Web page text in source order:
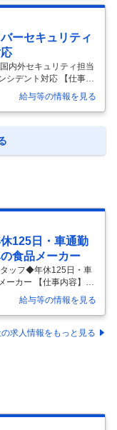
入社～業界最大手のサ
宅補助有・福利厚生
ユーティリティ供給・
をお任せします。 ・
ーセキュリティ
内外セキュリティ担当
シデント対応 【仕事内
セキュリティ管理・リ
】 【国内外グループ全
める環境／多様な働き
サントリーグループの
ュリティ管理業務 ■業
給与等の情報を見る
125日・車通勤
食品メーカー
ッフ◆年休125日・車
カー 【仕事内容】
車通勤可／ボンカレ
仕事内容】 ＜大塚グル
＞＜マイカー通勤O
品質第一と顧客視点を
安全性を確保するため
◎ミッション ・同
給与等の情報を見る
求人情報をもっと見る